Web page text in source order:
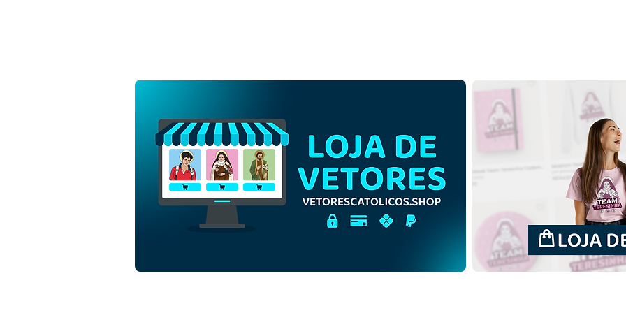
Beata Isabel Cristina Mrad
Campos | Download Grátis
Vetor Contorno
Beata Isabel Cristina Mrad
Campos | Download Grátis
Ilustração Monocromática